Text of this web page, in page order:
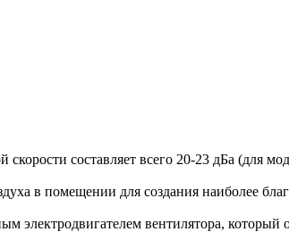
составляет всего 20-23 дБа (для
в помещении для создания наиболее
вентилятора, который